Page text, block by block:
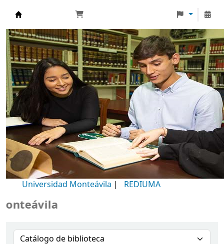
Biblioteca Universidad Monteávila
Universidad Monteávila | REDIUMA